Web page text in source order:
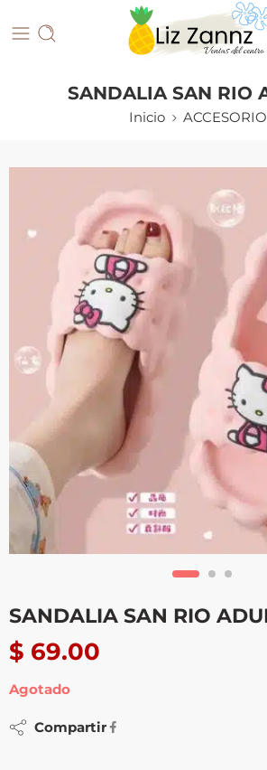
SANDALIA SAN RIO
Inicio
SANDALIA SAN RIO
$ 69.00
Agotado
Compartir